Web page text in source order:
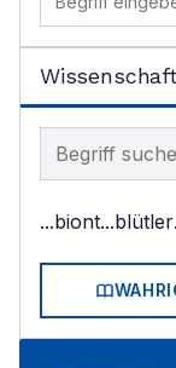
Begriff im
...biont...blütler